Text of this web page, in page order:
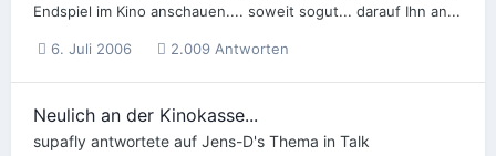
Endspiel im Kino anschauen.... soweit sogut... darauf Ihn an...
6. Juli 2006 2.009 Antworten
Neulich an der Kinokasse...
supafly antwortete auf Jens-D's Thema in Talk